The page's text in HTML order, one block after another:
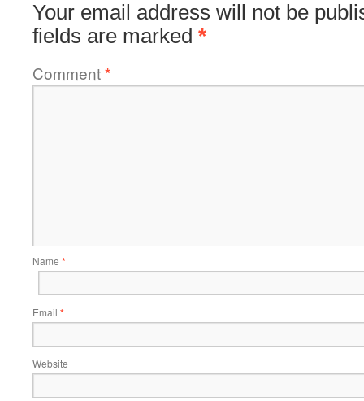
Your email address will not be
fields are marked *
Comment*
Name *
Email *
Website